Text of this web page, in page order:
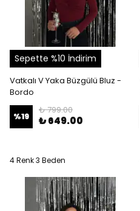
Sepette %10 İndirim
Vatkalı V Yaka Büzgülü Bluz -
Bordo
%19
₺ 799.00
₺ 649.00
4 Renk 3 Beden